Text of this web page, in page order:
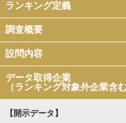
ランキング定義
調査概要
設問内容
データ取得企業
（ランキング対象外企業含む
【開示データ】